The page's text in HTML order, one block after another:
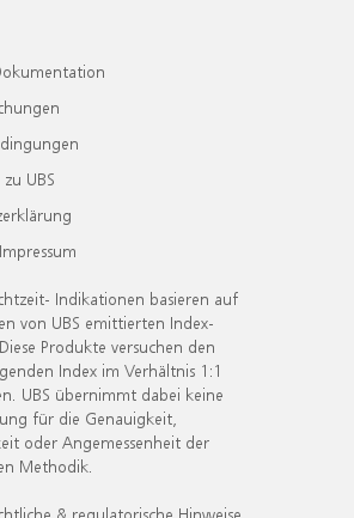
UBS
Indikationen basieren auf
von UBS emittierten Index-
Produkte versuchen den
Index im Verhältnis 1:1
UBS übernimmt dabei keine
für die Genauigkeit,
oder Angemessenheit der
Methodik.